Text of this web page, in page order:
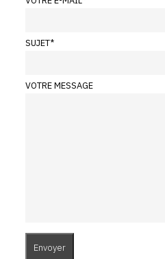
SUJET*
VOTRE MESSAGE